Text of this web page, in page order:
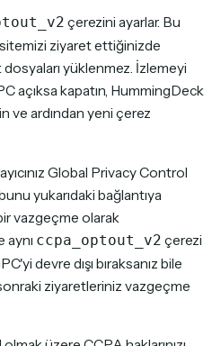
çerezini ayarlar. Bu
ziyaret ettiğinizde
yüklenmez. İzlemeyi
açıksa kapatın, HummingDeck
ve ardından yeni çerez
Global Privacy Control
yukarıdaki bağlantıya
vazgeçme olarak
aynı ccpa_optout_v2 çerezi
devre dışı bıraksanız bile
ziyaretleriniz vazgeçme